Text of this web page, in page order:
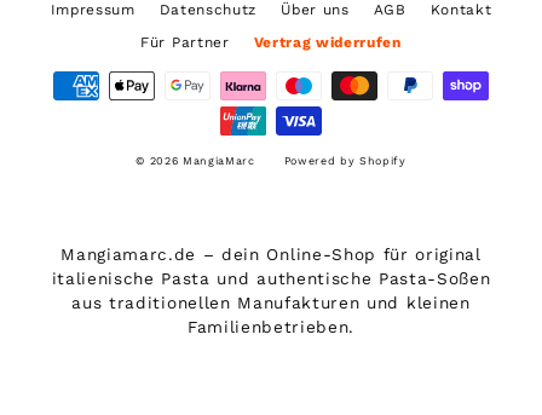
Impressum Datenschutz Über uns AGB
Kontakt
Für Partner
Vertrag widerrufen
© 2026 MangiaMarc Powered by Shopify
Mangiamarc.de – dein Online-Shop für original
italienische Pasta und authentische Pasta-Soßen
aus traditionellen Manufakturen und kleinen
Familienbetrieben.